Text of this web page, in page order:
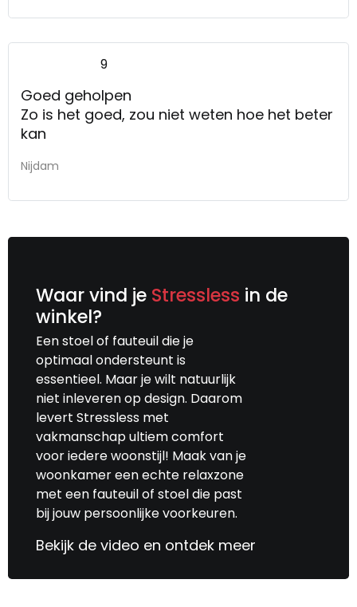
9
Goed geholpen
Zo is het goed, zou niet weten hoe het beter
kan
Nijdam
Waar vind je Stressless in de
winkel?
Een stoel of fauteuil die je
optimaal ondersteunt is
essentieel. Maar je wilt natuurlijk
niet inleveren op design. Daarom
levert Stressless met
vakmanschap ultiem comfort
voor iedere woonstijl! Maak van je
woonkamer een echte relaxzone
met een fauteuil of stoel die past
bij jouw persoonlijke voorkeuren.
Bekijk de video en ontdek meer